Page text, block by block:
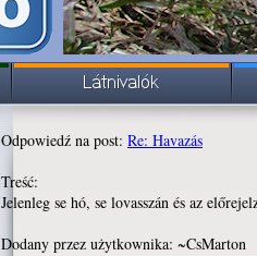
Odpowiedź na post: Re: Havazás
Treść:
Jelenleg se hó, se lovasszán és az
Dodany przez użytkownika: ~CsMarton